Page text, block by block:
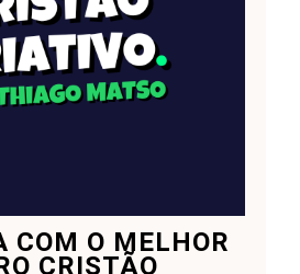
COM O MELHOR
CRISTÃO